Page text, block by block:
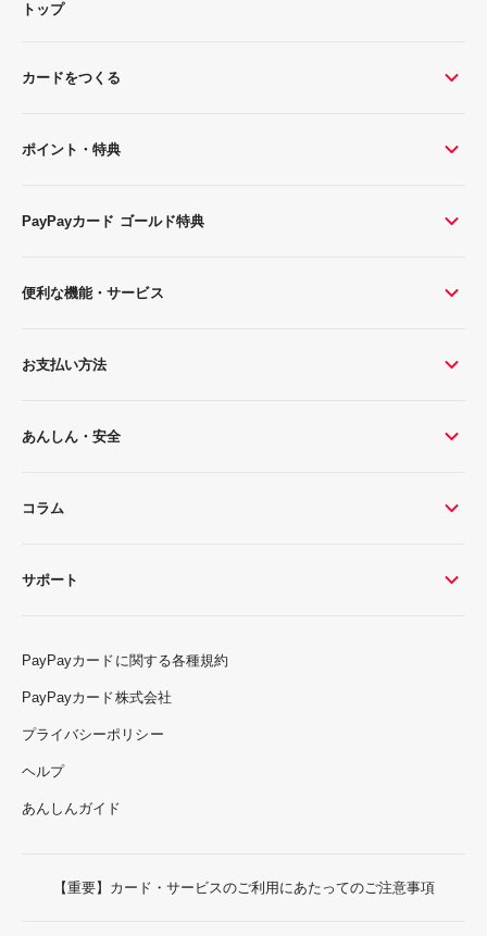
トップ
カードをつくる
ポイント・特典
PayPayカード ゴールド特典
便利な機能・サービス
お支払い方法
あんしん・安全
コラム
サポート
PayPayカードに関する各種規約
PayPayカード株式会社
プライバシーポリシー
ヘルプ
あんしんガイド
【重要】カード・サービスのご利用にあたってのご注意事項